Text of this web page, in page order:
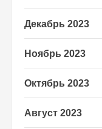
Декабрь 2023
Ноябрь 2023
Октябрь 2023
Август 2023